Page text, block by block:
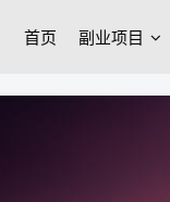
首页 副业项目